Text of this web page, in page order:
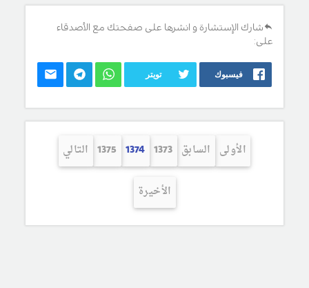
شارك الإستشارة و انشرها على صفحتك مع الأصدقاء
على:
فيسبوك تويتر
الأولى السابق 1373
1374
1375 التالي
الأخيرة